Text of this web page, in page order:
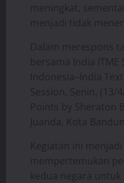
meningkat,
menjadi tidak
Dalam merespons
bersama India
Indonesia–India
Session, Senin, (13/
Points by Sheraton
Juanda, Kota
Kegiatan ini
mempertemukan
kedua negara untuk